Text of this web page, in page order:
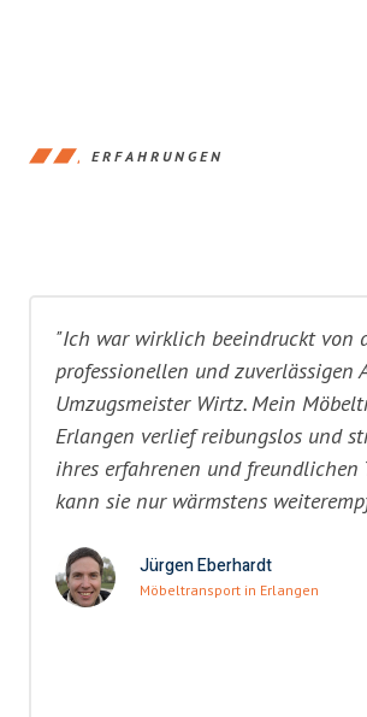
ERFAHRUNGEN
"Ich war wirklich beeindruckt von
professionellen und zuverlässigen
Umzugsmeister Wirtz. Mein
Erlangen verlief reibungslos und
ihres erfahrenen und freundlichen
kann sie nur wärmstens
Jürgen Eberhardt
Möbeltransport in Erlangen